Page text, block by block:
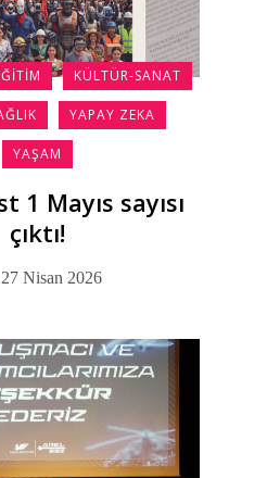
KÜLTÜR-SANAT
YAPAY ZEKA
YAŞAM
1 Mayıs sayısı
çıktı!
27 Nisan 2026